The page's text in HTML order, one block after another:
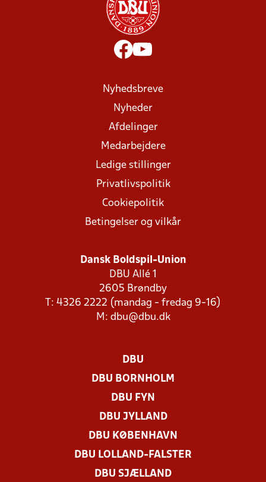
Nyhedsbreve
Nyheder
Afdelinger
Medarbejdere
Ledige stillinger
Privatlivspolitik
Cookiepolitik
Betingelser og vilkår
Dansk Boldspil-Union
DBU Allé 1
2605 Brøndby
T: 4326 2222 (mandag - fredag 9-16)
M: dbu@dbu.dk
DBU
DBU BORNHOLM
DBU FYN
DBU JYLLAND
DBU KØBENHAVN
DBU LOLLAND-FALSTER
DBU SJÆLLAND